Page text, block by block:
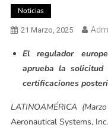
Noticias
21 Marzo, 2025
El regulador
aprueba la solicitud
certificaciones
LATINOAMÉRICA
Aeronautical Systems,